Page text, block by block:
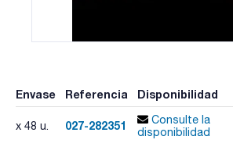
Envase Referencia Disponibilidad
x 48 u. 027-282351
Consulte la
disponibilidad